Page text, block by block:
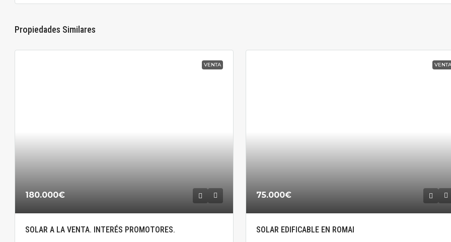
Propiedades Similares
VENTA
180.000€
SOLAR A LA VENTA. INTERÉS PROMOTORES.
VENTA
75.000€
SOLAR EDIFICABLE EN ROMAI